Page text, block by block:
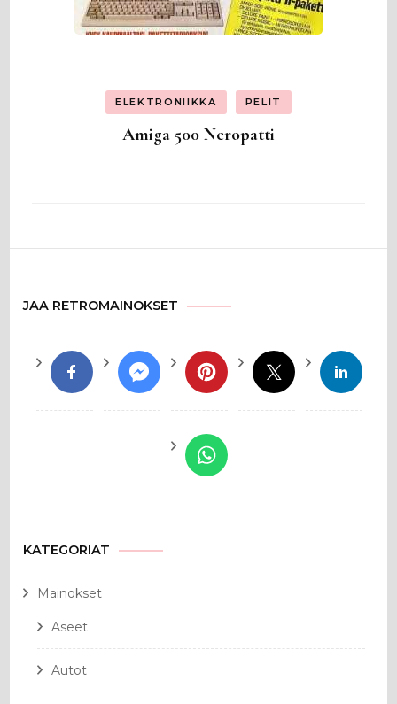
ELEKTRONIIKKA PELIT
Amiga 500 Neropatti
JAA RETROMAINOKSET
KATEGORIAT
Mainokset
Aseet
Autot